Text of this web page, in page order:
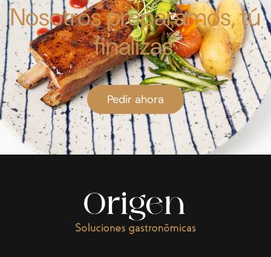
Nosotros preparamos, tú
finalizas.
Pedir ahora